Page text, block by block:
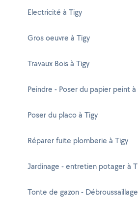
Electricité à Tigy
Gros oeuvre à Tigy
Travaux Bois à Tigy
Peindre - Poser du papier peint à
Poser du placo à Tigy
Réparer fuite plomberie à Tigy
Jardinage - entretien potager à
Tonte de gazon -